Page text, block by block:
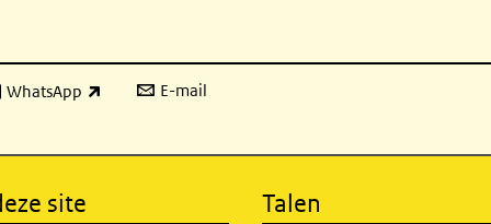
WhatsApp
link) E-mail
site Talen